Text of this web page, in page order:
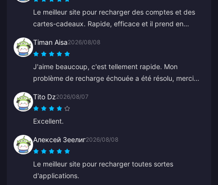
Le meilleur site pour recharger des comptes et des
cartes-cadeaux. Rapide, efficace et il prend en
d'autres sites mais BitTopup est le meilleur. Continuez
comme ça !
Timan Aisa2026/08/08
J'aime beaucoup, c'est tellement rapide. Mon
problème de recharge échouée a été résolu, merci
Tito Dz2026/08/07
Excellent.
Алексей Зеелиг2026/08/08
Le meilleur site pour recharger toutes sortes
d'applications.